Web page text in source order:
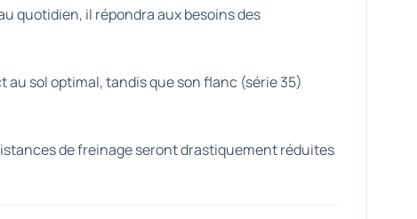
quotidien, il répondra aux besoins des
sol optimal, tandis que son flanc (série 35)
de freinage seront drastiquement réduites